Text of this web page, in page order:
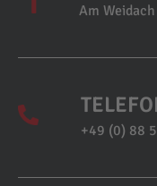
Am
+49 (0) 88